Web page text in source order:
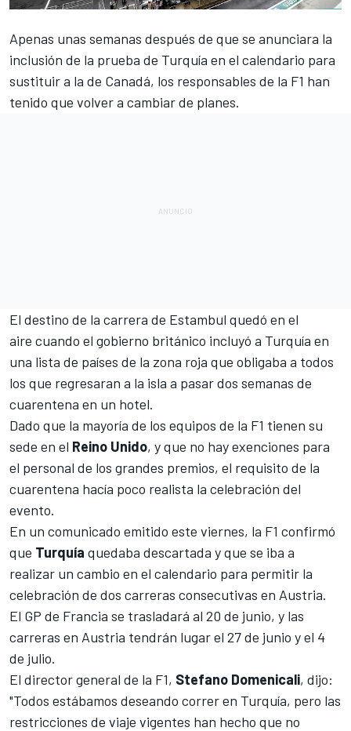
Apenas unas semanas después de que se anunciara la
inclusión de la prueba de Turquía en el calendario para
sustituir a la de Canadá, los responsables de la F1 han
tenido que volver a cambiar de planes.
El destino de la carrera de Estambul quedó en el
aire cuando el gobierno británico incluyó a Turquía en
una lista de países de la zona roja que obligaba a todos
los que regresaran a la isla a pasar dos semanas de
cuarentena en un hotel.
Dado que la mayoría de los equipos de la F1 tienen su
sede en el Reino Unido, y que no hay exenciones para
el personal de los grandes premios, el requisito de la
cuarentena hacía poco realista la celebración del
evento.
En un comunicado emitido este viernes, la F1 confirmó
que Turquía quedaba descartada y que se iba a
realizar un cambio en el calendario para permitir la
celebración de dos carreras consecutivas en Austria.
El GP de Francia se trasladará al 20 de junio, y las
carreras en Austria tendrán lugar el 27 de junio y el 4
de julio.
El director general de la F1, Stefano Domenicali, dijo:
"Todos estábamos deseando correr en Turquía, pero las
restricciones de viaje vigentes han hecho que no